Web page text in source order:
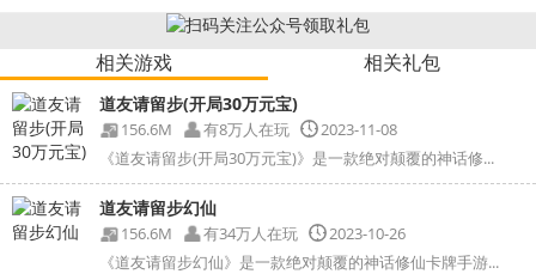
相关游戏 相关礼包
道友请留步(开局30万元宝)
156.6M 有8万人在玩
2023-11-08
《道友请留步(开局30万元宝)》是一款绝对颠覆的神话修...
道友请留步幻仙
156.6M 有34万人在玩
2023-10-26
《道友请留步幻仙》是一款绝对颠覆的神话修仙卡牌手游...